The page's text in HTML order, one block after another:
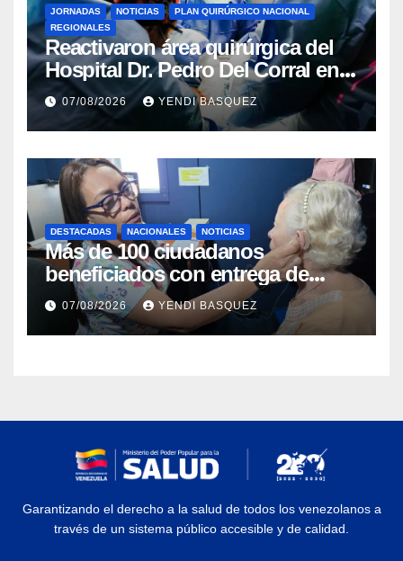
JORNADAS NOTICIAS
PLAN QUIRÚRGICO NACIONAL
REGIONALES
Reactivaron área quirúrgica del
Hospital Dr. Pedro Del Corral en
Guárico
07/08/2026 YENDI BASQUEZ
DESTACADAS NACIONALES NOTICIAS
Más de 100 ciudadanos
beneficiados con entrega de
prótesis auditivas en el Centro de
Rehabilitación J.J. Arvelo
07/08/2026 YENDI BASQUEZ
Garantizando el derecho a la salud de todos los venezolanos a
través de un sistema público accesible y de calidad.